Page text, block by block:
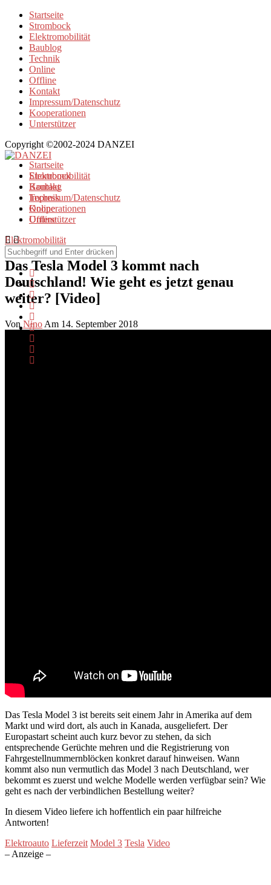
Startseite
Strombock
Elektromobilität
Baublog
Technik
Online
Offline
Kontakt
Impressum/Datenschutz
Kooperationen
Unterstützer
Copyright ©2002-2024 DANZEI
Startseite
Strombock
Kontakt
Impressum/Datenschutz
Kooperationen
Unterstützer
Elektromobilität
Baublog
Technik
Online
Offline
Elektromobilität
Das Tesla Model 3 kommt nach
Deutschland! Wie geht es jetzt genau
weiter? [Video]
Von Nino Am 14. September 2018
Das Tesla Model 3 ist bereits seit einem Jahr in Amerika auf dem
Markt und wird dort, als auch in Kanada, ausgeliefert. Der
Europastart scheint auch kurz bevor zu stehen, da sich
entsprechende Gerüchte mehren und die Registrierung von
Fahrgestellnummernblöcken konkret darauf hinweisen. Wann
kommt also nun vermutlich das Model 3 nach Deutschland, wer
bekommt es zuerst und welche Modelle werden verfügbar sein? Wie
geht es nach der verbindlichen Bestellung weiter?
In diesem Video liefere ich hoffentlich ein paar hilfreiche
Antworten!
Elektroauto Lieferzeit Model 3 Tesla Video
– Anzeige –